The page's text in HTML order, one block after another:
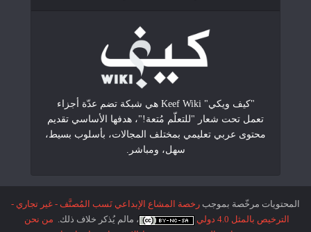
"كيف ويكي" Keef Wiki هي شبكة تضم عدّة أجزاء
تعمل تحت شعار "للتعلّم مُتعة!"، هدفها الأساسي تقديم
محتوى عربي تعليمي بمختلف المجالات، بأسلوب بسيط،
سهل، ومباشر.
المحتويات مرخّصة بموجب رخصة المشاع الإبداعي نَسب المُصنَّف - غير تجاري -
الترخيص بالمثل 4.0 دولي
، مالم يُذكر خلاف ذلك. من نحن